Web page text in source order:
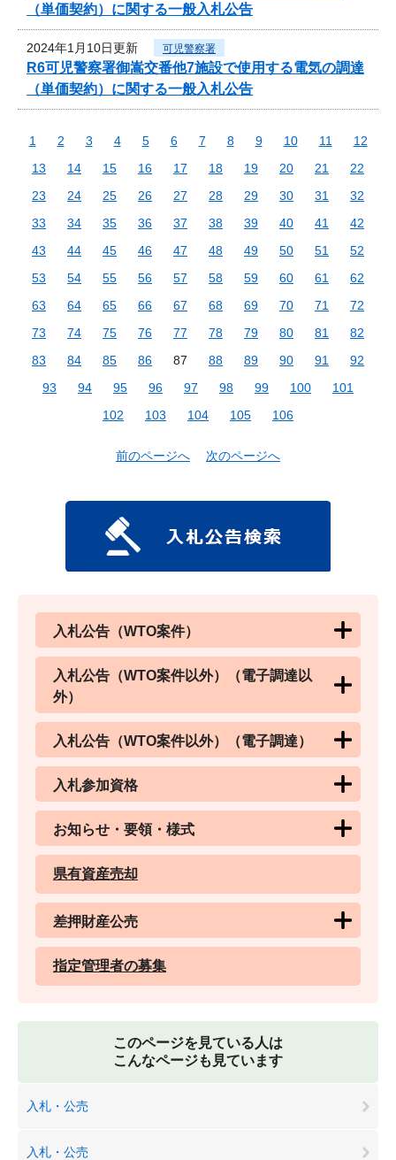
（単価契約）に関する一般入札公告
2024年1月10日更新 可児警察署
R6可児警察署御嵩交番他7施設で使用する電気の調達
（単価契約）に関する一般入札公告
1 2 3 4 5 6 7 8 9 10 11
12
13
14 15 16 17 18 19 20 21
22
23
24 25 26 27 28 29 30 31
32
33
34 35 36 37 38 39 40 41
42
43
44 45 46 47 48 49 50 51
52
53
54 55 56 57 58 59 60 61
62
63
64 65 66 67 68 69 70 71
72
73
74 75 76 77 78 79 80 81
82
83
84 85 86 87 88 89 90 91
92
93
94 95 96 97 98 99 100
101
102
103 104 105 106
前のページへ 次のページへ
入札公告（WTO案件）
入札公告（WTO案件以外）（電子調達以
外）
入札公告（WTO案件以外）（電子調達）
入札参加資格
お知らせ・要領・様式
県有資産売却
差押財産公売
指定管理者の募集
このページを見ている人は
こんなページも見ています
入札・公売
入札・公売